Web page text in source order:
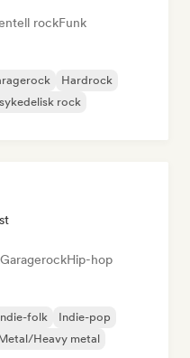
rockFunk
Hardrock
rock
GaragerockHip-hop
folk
Indie-pop
Heavy metal